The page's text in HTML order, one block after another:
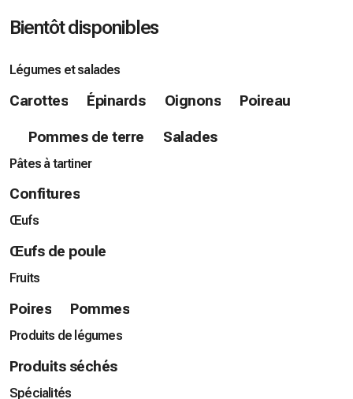
Bientôt disponibles
Légumes et salades
Carottes Épinards Oignons Poireau
Pommes de terre Salades
Pâtes à tartiner
Confitures
Œufs
Œufs de poule
Fruits
Poires Pommes
Produits de légumes
Produits séchés
Spécialités